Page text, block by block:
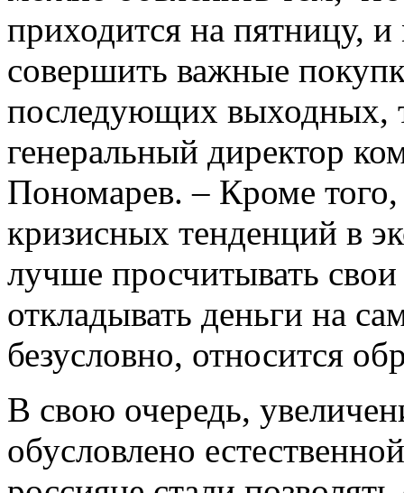
приходится на пятницу,
совершить важные
последующих выходных,
генеральный директор
Пономарев. – Кроме
кризисных тенденций в
лучше просчитывать
откладывать деньги на
безусловно, относится
В свою очередь,
обусловлено